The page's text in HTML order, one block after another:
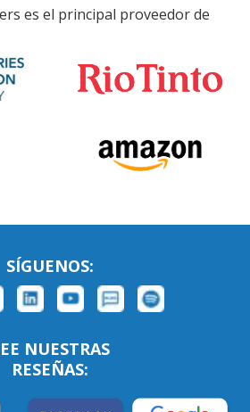
es el principal proveedor de
SÍGUENOS:
NUESTRAS
RESEÑAS: